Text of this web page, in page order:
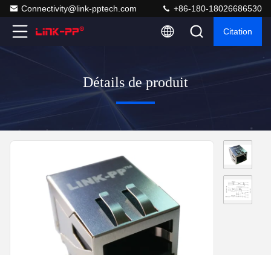
Connectivity@link-pptech.com +86-180-18026686530
Citation
Détails de produit